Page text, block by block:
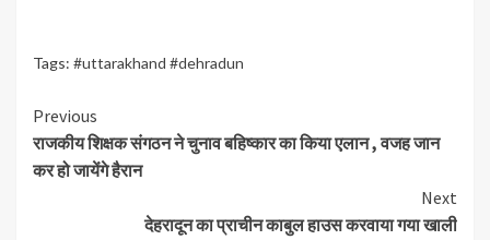
Tags: #uttarakhand #dehradun
Continue
Reading
Previous
राजकीय शिक्षक संगठन ने चुनाव बहिष्कार का किया एलान , वजह जान
कर हो जायेंगे हैरान
Next
देहरादून का प्राचीन काबुल हाउस करवाया गया खाली